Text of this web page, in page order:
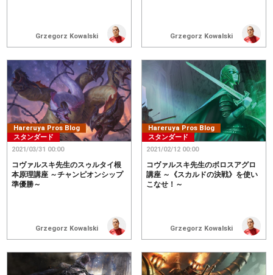
Grzegorz Kowalski Grzegorz Kowalski
Hareruya Pros Blog
スタンダード
Grzegorz Kowalski
コヴァルスキ先生のスゥルタイ根
本原理講座 ～チャンピオンシップ
準優勝～
2021/03/31 00:00
Hareruya Pros Blog
スタンダード
Grzegorz Kowalski
コヴァルスキ先生のボロスアグロ
講座 ～《スカルドの決戦》を使い
こなせ！～
2021/02/12 00:00